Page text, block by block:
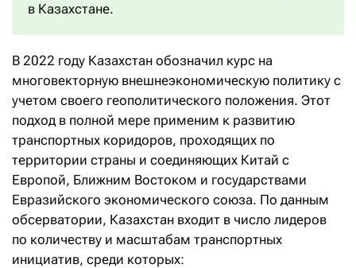
в Казахстане.
В 2022 году Казахстан обозначил курс на
многовекторную внешнеэкономическую политику с
учетом своего геополитического положения. Этот
подход в полной мере применим к развитию
транспортных коридоров, проходящих по
территории страны и соединяющих Китай с
Европой, Ближним Востоком и государствами
Евразийского экономического союза. По данным
обсерватории, Казахстан входит в число лидеров
по количеству и масштабам транспортных
инициатив, среди которых: